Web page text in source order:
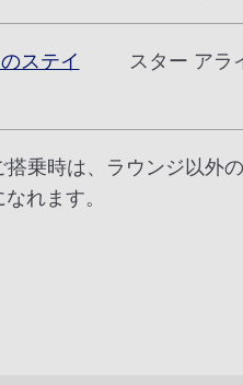
ステイ
スター アラ
乗時は、ラウンジ以外
れます。